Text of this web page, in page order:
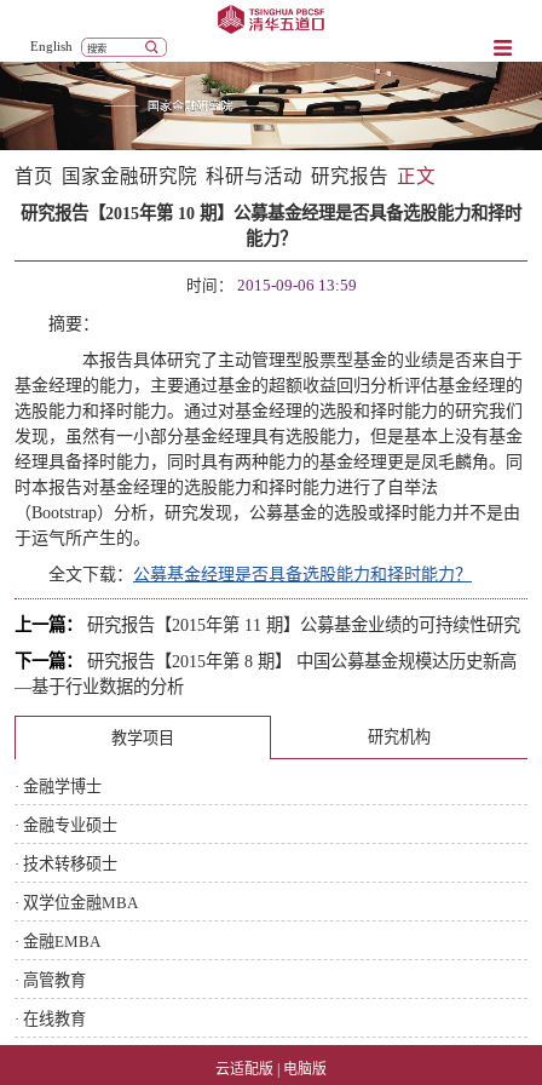
English
首页 国家金融研究院 科研与活动 研究报告 正文
研究报告【2015年第 10 期】公募基金经理是否具备选股能力和择时
能力？
时间： 2015-09-06 13:59
摘要：
本报告具体研究了主动管理型股票型基金的业绩是否来自于
基金经理的能力，主要通过基金的超额收益回归分析评估基金经理的
选股能力和择时能力。通过对基金经理的选股和择时能力的研究我们
发现，虽然有一小部分基金经理具有选股能力，但是基本上没有基金
经理具备择时能力，同时具有两种能力的基金经理更是凤毛麟角。同
时本报告对基金经理的选股能力和择时能力进行了自举法
（Bootstrap）分析，研究发现，公募基金的选股或择时能力并不是由
于运气所产生的。
全文下载： 公募基金经理是否具备选股能力和择时能力？
上一篇：
研究报告【2015年第 11 期】公募基金业绩的可持续性研究
下一篇：
研究报告【2015年第 8 期】 中国公募基金规模达历史新高
—基于行业数据的分析
教学项目 研究机构
· 金融学博士
· 金融专业硕士
· 技术转移硕士
· 双学位金融MBA
· 金融EMBA
· 高管教育
· 在线教育
云适配版 电脑版